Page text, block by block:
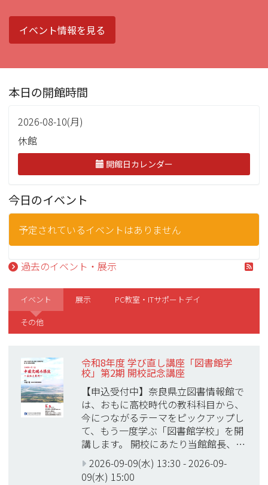
イベント情報を見る
本日の開館時間
2026-08-10(月)
休館
開館日カレンダー
今日のイベント
予定されているイベントはありません
イベント 展示
PC教室・ITサポートデイ
その他
令和8年度 学び直し講座「図書館学
校」第2期 開校記念講座
【申込受付中】奈良県立図書情報館で
は、おもに高校時代の教科科目から、
今につながるテーマをピックアップし
て、もう一度学ぶ「図書館学校」を開
講します。 開校にあたり当館館長、…
2026-09-09(水) 13:30 -2026-09-
09(水) 15:00
過去のイベント・展示